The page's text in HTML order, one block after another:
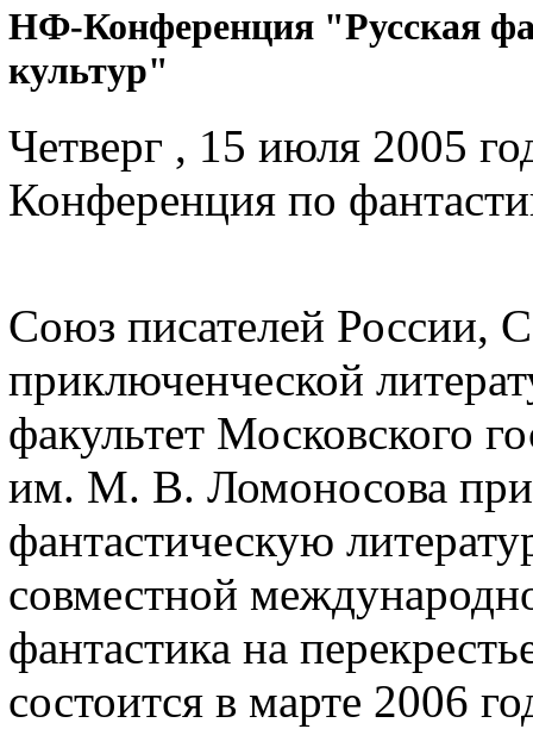
НФ-Конференция "Русская
культур"
Четверг , 15 июля 2005
Конференция по
Союз писателей России,
приключенческой
факультет Московского
им. М. В. Ломоносова
фантастическую
совместной
фантастика на
состоится в марте 2006